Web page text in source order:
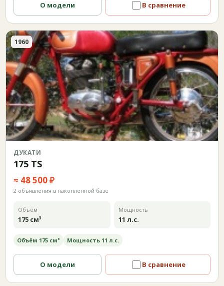
О модели В сравнение
1960
ДУКАТИ
175 TS
≈ 48 500 ₽
2 объявления в накопленной базе
Объём
175 см³
Мощность
11 л.с.
Объём 175 см³ Мощность 11 л.с.
О модели В сравнение